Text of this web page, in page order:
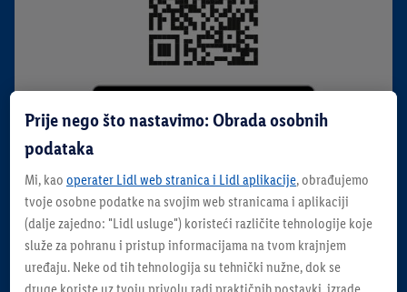
Lidl Plus aplikacija
za Apple
Preuzmi
Prije nego što nastavimo: Obrada osobnih
podataka
Mi, kao operater Lidl web stranica i Lidl aplikacije, obrađujemo
tvoje osobne podatke na svojim web stranicama i aplikaciji
(dalje zajedno: "Lidl usluge") koristeći različite tehnologije koje
služe za pohranu i pristup informacijama na tvom krajnjem
uređaju. Neke od tih tehnologija su tehnički nužne, dok se